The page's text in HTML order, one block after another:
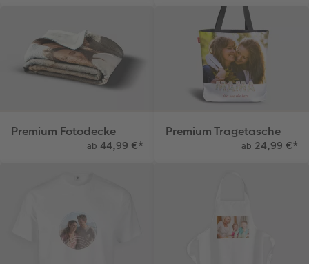
Neuheiten
Neuheiten
CEWE myPhotos
Neuheiten
Neuheiten
Premium Fotodecke
ab 44,99 €*
Premium Tragetasche
ab 24,99 €*